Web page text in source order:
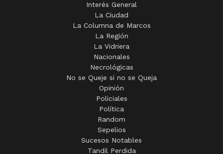
Interés General
La Ciudad
La Columna de Marcos
La Región
La Vidriera
Nacionales
Necrológicas
No se Queje si no se Queja
Opinión
Policiales
Política
Random
Sepelios
Sucesos Notables
Tandil Perdida